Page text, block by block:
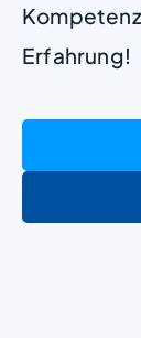
Erfahrung!